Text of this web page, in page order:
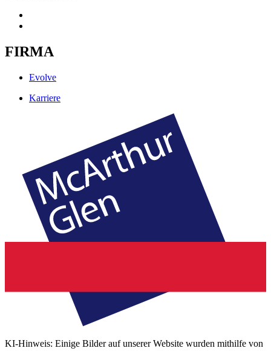
FIRMA
Evolve
Karriere
KI-Hinweis: Einige Bilder auf unserer Website wurden mithilfe von